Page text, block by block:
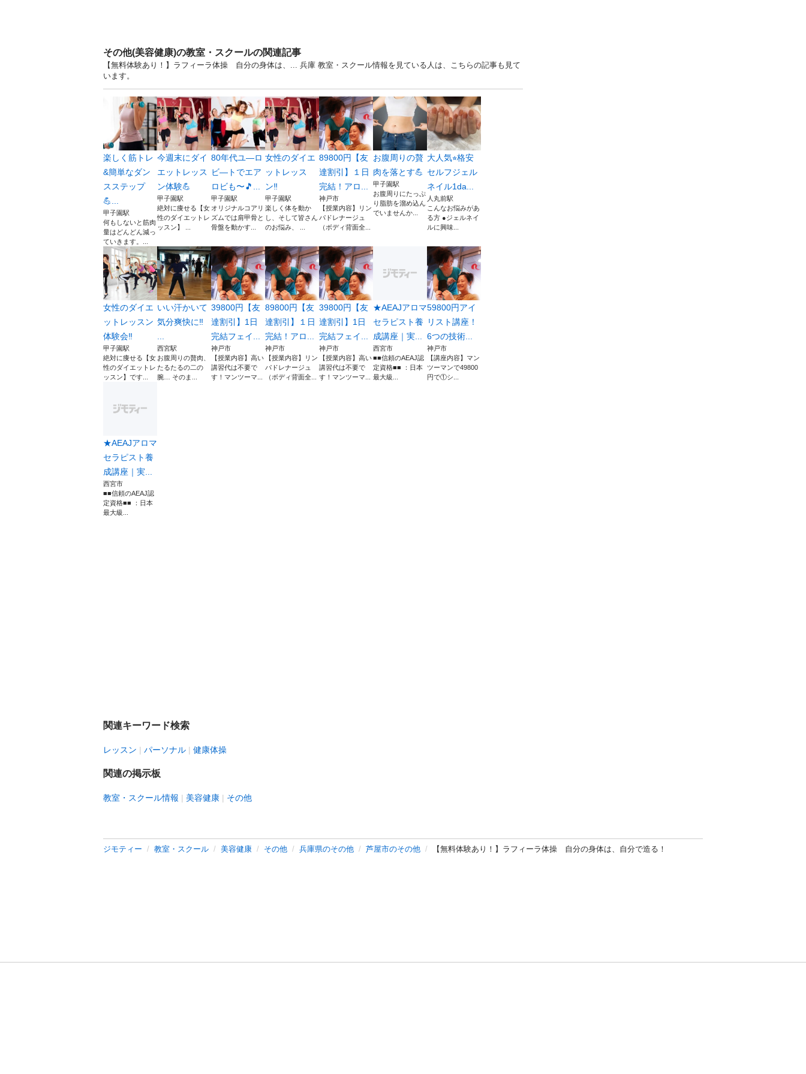
その他(美容健康)の教室・スクールの関連記事
【無料体験あり！】ラフィーラ体操 自分の身体は、... 兵庫 教室・スクール情報を見ている人は、こちらの記事も見て
います。
楽しく筋トレ
&簡単なダン
スステップ
💪...
甲子園駅
何もしないと筋肉
量はどんどん減っ
ていきます。...
今週末にダイ
エットレッス
ン体験💪
甲子園駅
絶対に痩せる【女
性のダイエットレ
ッスン】 ...
80年代ユ―ロ
ビ―トでエア
ロビも〜🎵...
甲子園駅
オリジナルコアリ
ズムでは肩甲骨と
骨盤を動かす...
女性のダイエ
ットレッス
ン‼️
甲子園駅
楽しく体を動か
し、そして皆さん
のお悩み、 ...
89800円【友
達割引】１日
完結！アロ...
神戸市
【授業内容】リン
パドレナージュ
（ボディ背面全...
お腹周りの贅
肉を落とす💪
甲子園駅
お腹周りにたっぷ
り脂肪を溜め込ん
でいませんか...
大人気⭐︎格安
セルフジェル
ネイル1da...
人丸前駅
こんなお悩みがあ
る方 ●ジェルネイ
ルに興味...
女性のダイエ
ットレッスン
体験会‼️
甲子園駅
絶対に痩せる【女
性のダイエットレ
ッスン】です...
いい汗かいて
気分爽快に‼️
西宮駅
お腹周りの贅肉、
たるたるの二の
腕… そのま...
39800円【友
達割引】1日
完結フェイ...
神戸市
【授業内容】高い
講習代は不要で
す！マンツーマ...
89800円【友
達割引】１日
完結！アロ...
神戸市
【授業内容】リン
パドレナージュ
（ボディ背面全...
39800円【友
達割引】1日
完結フェイ...
神戸市
【授業内容】高い
講習代は不要で
す！マンツーマ...
★AEAJアロマ
セラピスト養
成講座｜実...
西宮市
■■信頼のAEAJ認
定資格■■ ：日本
最大級...
59800円アイ
リスト講座！
6つの技術...
神戸市
【講座内容】マン
ツーマンで49800
円で①シ...
★AEAJアロマ
セラピスト養
成講座｜実...
西宮市
■■信頼のAEAJ認
定資格■■ ：日本
最大級...
関連キーワード検索
レッスン パーソナル 健康体操
関連の掲示板
教室・スクール情報 美容健康 その他
ジモティー 教室・スクール 美容健康 その他 兵庫県のその他 芦屋市のその他 【無料体験あり！】ラフィーラ体操 自分の身体は、自分で造る！